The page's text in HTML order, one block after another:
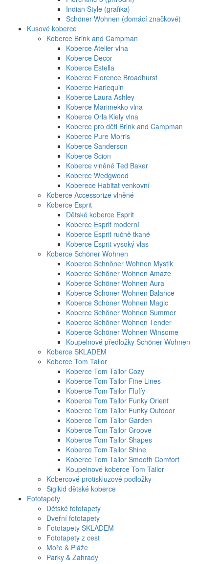
Indian Style (grafika)
Schöner Wohnen (domácí značkové)
Kusové koberce
Koberce Brink and Campman
Koberce Atelier vlna
Koberce Decor
Koberce Estella
Koberce Florence Broadhurst
Koberce Harlequin
Koberce Laura Ashley
Koberce Marimekko vlna
Koberce Orla Kiely vlna
Koberce pro děti Brink and Campman
Koberce Pure Morris
Koberce Sanderson
Koberce Scion
Koberce vlněné Ted Baker
Koberce Wedgwood
Koberece Habitat venkovní
Koberce Accessorize vlněné
Koberce Esprit
Dětské koberce Esprit
Koberce Esprit moderní
Koberce Esprit ručně tkané
Koberce Esprit vysoký vlas
Koberce Schöner Wohnen
Koberce Schnöner Wohnen Mystik
Koberce Schöner Wohnen Amaze
Koberce Schöner Wohnen Aura
Koberce Schöner Wohnen Balance
Koberce Schöner Wohnen Magic
Koberce Schöner Wohnen Summer
Koberce Schöner Wohnen Tender
Koberce Schöner Wohnen Winsome
Koupelnové předložky Schöner Wohnen
Koberce SKLADEM
Koberce Tom Tailor
Koberce Tom Tailor Cozy
Koberce Tom Tailor Fine Lines
Koberce Tom Tailor Fluffy
Koberce Tom Tailor Funky Orient
Koberce Tom Tailor Funky Outdoor
Koberce Tom Tailor Garden
Koberce Tom Tailor Groove
Koberce Tom Tailor Shapes
Koberce Tom Tailor Shine
Koberce Tom Tailor Smooth Comfort
Koupelnové koberce Tom Tailor
Kobercové protiskluzové podložky
Sigikid dětské koberce
Fototapety
Dětské fototapety
Dveřní fototapety
Fototapety SKLADEM
Fototapety z cest
Moře & Pláže
Parky & Zahrady